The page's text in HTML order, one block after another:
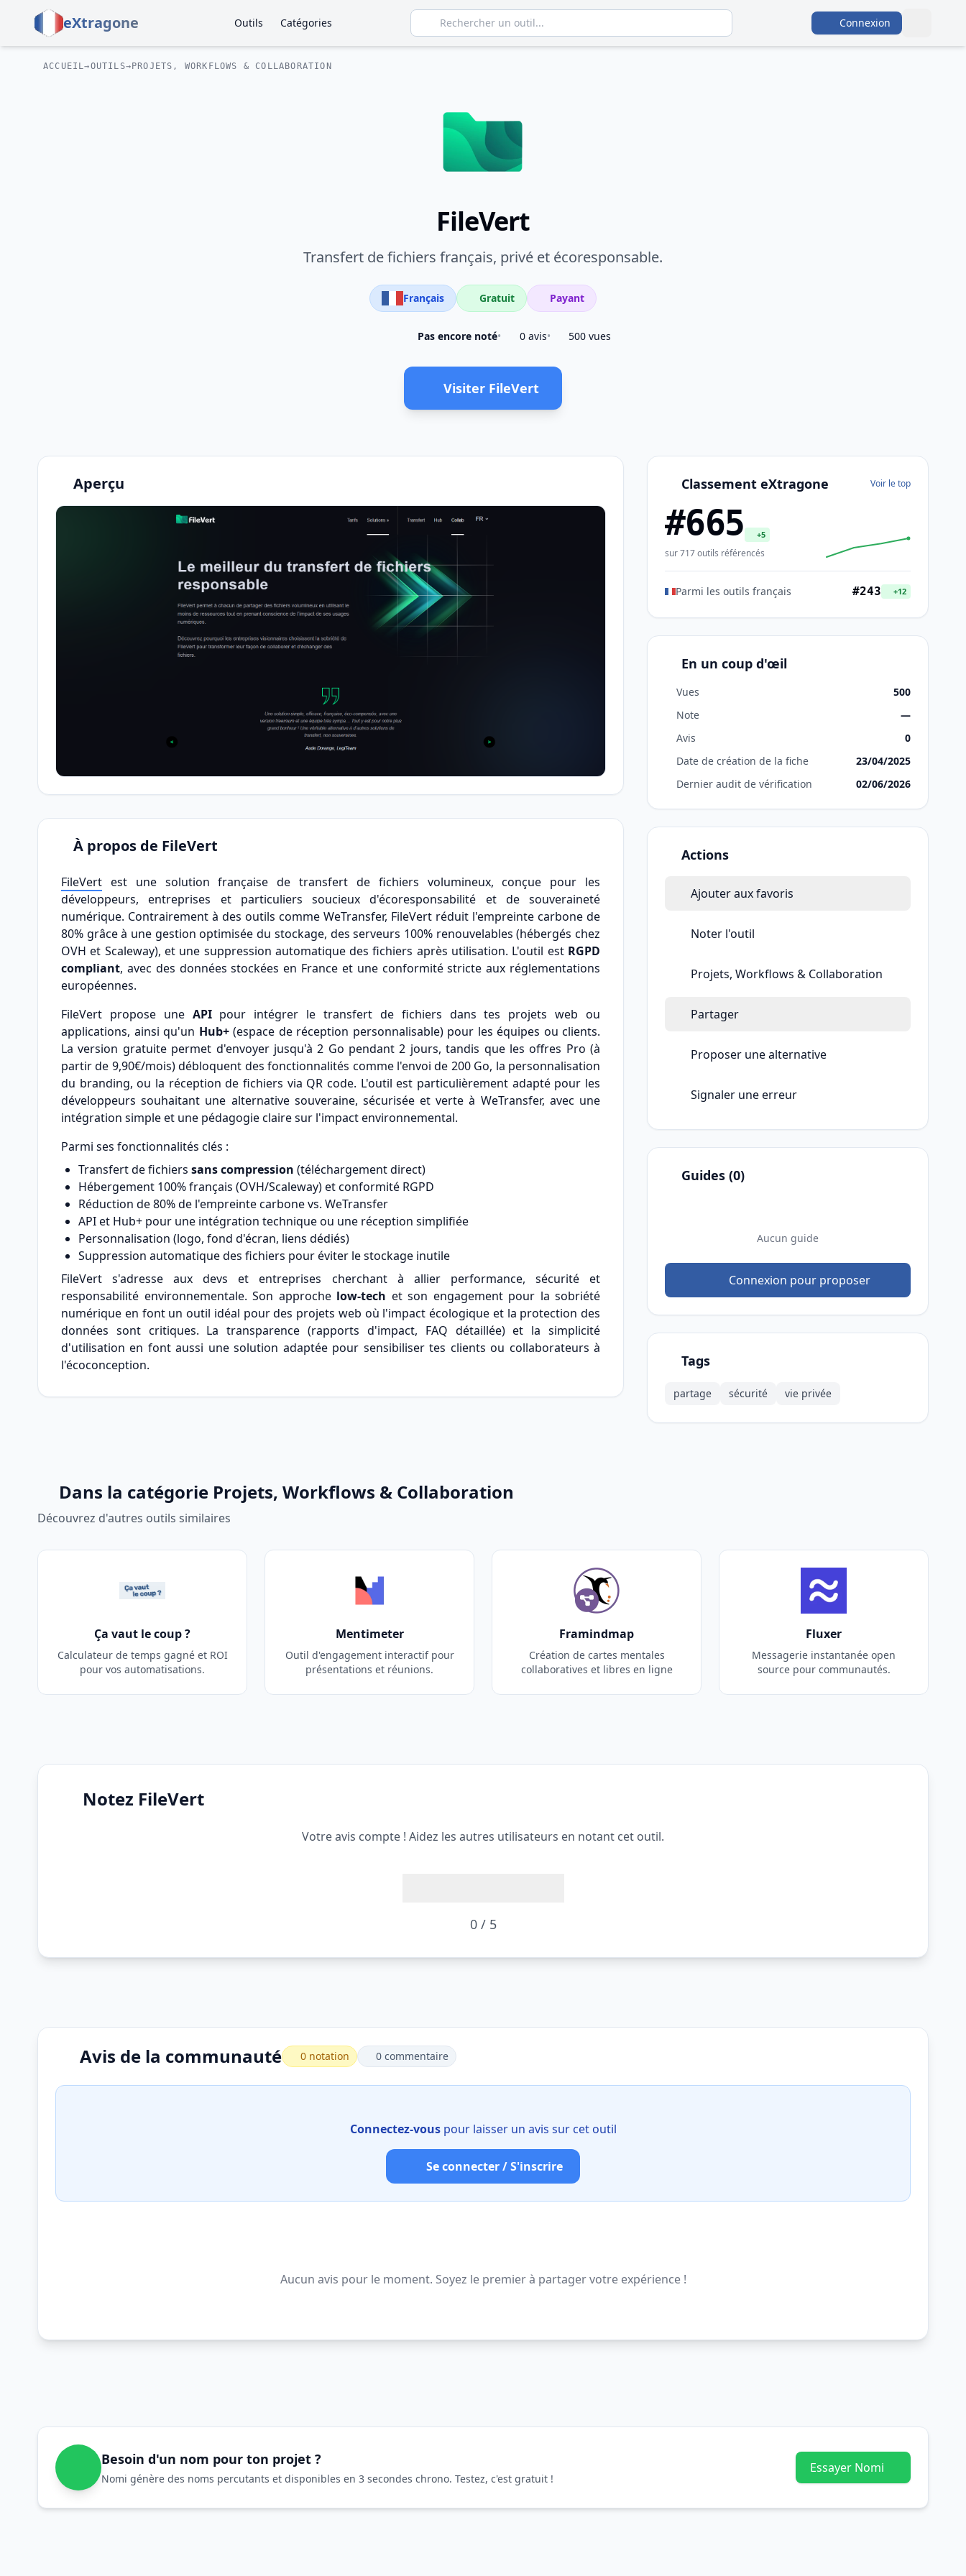
eXtragone Outils Catégories Connexion
ACCUEIL→OUTILS→ PROJETS, WORKFLOWS & COLLABORATION
FileVert
Transfert de fichiers français, privé et écoresponsable.
Français Gratuit Payant
Pas encore noté• 0 avis• 500 vues
Visiter FileVert
Aperçu
À propos de FileVert
FileVert est une solution française de transfert de fichiers volumineux, conçue pour les
développeurs, entreprises et particuliers soucieux d'écoresponsabilité et de souveraineté
numérique. Contrairement à des outils comme WeTransfer, FileVert réduit l'empreinte carbone de
80% grâce à une gestion optimisée du stockage, des serveurs 100% renouvelables (hébergés chez
OVH et Scaleway), et une suppression automatique des fichiers après utilisation. L'outil est RGPD
compliant, avec des données stockées en France et une conformité stricte aux réglementations
européennes.
FileVert propose une APIpour intégrer le transfert de fichiers dans tes projets web ou
applications, ainsi qu'un Hub+(espace de réception personnalisable) pour les équipes ou clients.
La version gratuite permet d'envoyer jusqu'à 2 Go pendant 2 jours, tandis que les offres Pro (à
partir de 9,90€/mois) débloquent des fonctionnalités comme l'envoi de 200 Go, la personnalisation
du branding, ou la réception de fichiers via QR code. L'outil est particulièrement adapté pour les
développeurs souhaitant une alternative souveraine, sécurisée et verte à WeTransfer, avec une
intégration simple et une pédagogie claire sur l'impact environnemental.
Parmi ses fonctionnalités clés :
Transfert de fichiers sans compression (téléchargement direct)
Hébergement 100% français (OVH/Scaleway) et conformité RGPD
Réduction de 80% de l'empreinte carbone vs. WeTransfer
API et Hub+ pour une intégration technique ou une réception simplifiée
Personnalisation (logo, fond d'écran, liens dédiés)
Suppression automatique des fichiers pour éviter le stockage inutile
FileVert s'adresse aux devs et entreprises cherchant à allier performance, sécurité et
responsabilité environnementale. Son approche low-tech et son engagement pour la sobriété
numérique en font un outil idéal pour des projets web où l'impact écologique et la protection des
données sont critiques. La transparence (rapports d'impact, FAQ détaillée) et la simplicité
d'utilisation en font aussi une solution adaptée pour sensibiliser tes clients ou collaborateurs à
l'écoconception.
Classement eXtragone Voir le top
#665 +5
sur 717 outils référencés
Parmi les outils français #243 +12
En un coup d'œil
Vues
500
Note
—
Avis
0
Date de création de la fiche
23/04/2025
Dernier audit de vérification
02/06/2026
Actions
Ajouter aux favoris
Noter l'outil
Projets, Workflows & Collaboration
Partager
Proposer une alternative
Signaler une erreur
Guides (0)
Aucun guide
Connexion pour proposer
Tags
partage sécurité vie privée
Dans la catégorie Projets, Workflows & Collaboration
Découvrez d'autres outils similaires
Ça vaut le coup ?
Calculateur de temps gagné et ROI
pour vos automatisations.
Mentimeter
Outil d'engagement interactif pour
présentations et réunions.
Framindmap
Création de cartes mentales
collaboratives et libres en ligne
Fluxer
Messagerie instantanée open
source pour communautés.
Notez FileVert
Votre avis compte ! Aidez les autres utilisateurs en notant cet outil.
0 / 5
Avis de la communauté 0 notation 0 commentaire
Connectez-vouspour laisser un avis sur cet outil
Se connecter / S'inscrire
Aucun avis pour le moment. Soyez le premier à partager votre expérience !
Besoin d'un nom pour ton projet ?
Nomi génère des noms percutants et disponibles en 3 secondes chrono. Testez, c'est gratuit !
Essayer Nomi